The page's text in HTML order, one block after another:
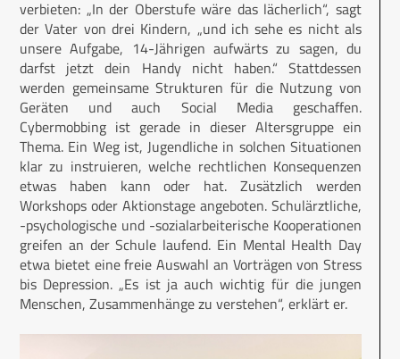
verbieten: „In der Oberstufe wäre das lächerlich“, sagt
der Vater von drei Kindern, „und ich sehe es nicht als
unsere Aufgabe, 14-Jährigen aufwärts zu sagen, du
darfst jetzt dein Handy nicht haben.“ Stattdessen
werden gemeinsame Strukturen für die Nutzung von
Geräten und auch Social Media geschaffen.
Cybermobbing ist gerade in dieser Altersgruppe ein
Thema. Ein Weg ist, Jugendliche in solchen Situationen
klar zu instruieren, welche rechtlichen Konsequenzen
etwas haben kann oder hat. Zusätzlich werden
Workshops oder Aktionstage angeboten. Schulärztliche,
-psychologische und -sozialarbeiterische Kooperationen
greifen an der Schule laufend. Ein Mental Health Day
etwa bietet eine freie Auswahl an Vorträgen von Stress
bis Depression. „Es ist ja auch wichtig für die jungen
Menschen, Zusammenhänge zu verstehen“, erklärt er.